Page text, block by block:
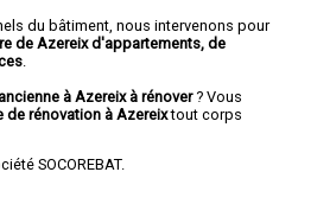
du bâtiment, nous intervenons pour
de Azereix d'appartements, de
à Azereix à rénover? Vous
de rénovation à Azereixtout corps
SOCOREBAT.